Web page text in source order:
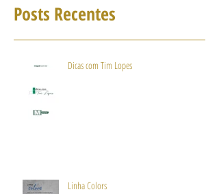
Posts Recentes
Dicas com Tim Lopes
Linha Colors